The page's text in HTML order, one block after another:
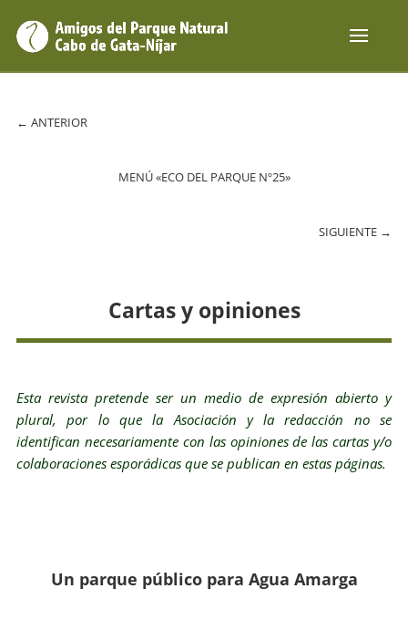
← ANTERIOR
MENÚ «ECO DEL PARQUE Nº25»
SIGUIENTE →
Cartas y opiniones
Esta revista pretende ser un medio de expresión abierto y
plural, por lo que la Asociación y la redacción no se
identifican necesariamente con las opiniones de las cartas y/o
colaboraciones esporádicas que se publican en estas páginas.
Un parque público para Agua Amarga